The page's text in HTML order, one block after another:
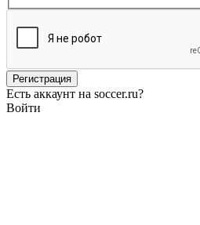
Есть аккаунт на soccer.ru?
Войти